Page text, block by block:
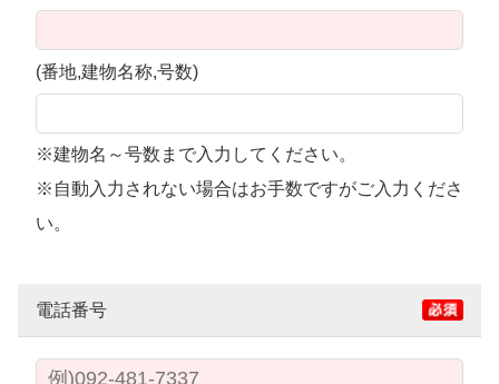
(番地,建物名称,号数)
※建物名～号数まで入力してください。
※自動入力されない場合はお手数ですがご入力くださ
い。
電話番号